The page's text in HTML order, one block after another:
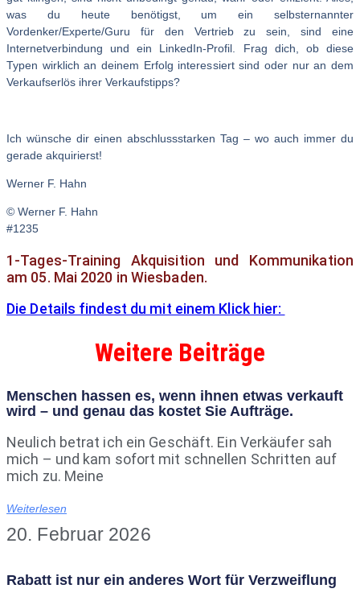
was du heute benötigst, um ein selbsternannter
Vordenker/Experte/Guru für den Vertrieb zu sein, sind eine
Internetverbindung und ein LinkedIn-Profil. Frag dich, ob diese
Typen wirklich an deinem Erfolg interessiert sind oder nur an dem
Verkaufserlös ihrer Verkaufstipps?
Ich wünsche dir einen abschlussstarken Tag – wo auch immer du
gerade akquirierst!
Werner F. Hahn
© Werner F. Hahn
#1235
1-Tages-Training Akquisition und Kommunikation
am 05. Mai 2020 in Wiesbaden.
Die Details findest du mit einem Klick hier:
Weitere Beiträge
Menschen hassen es, wenn ihnen etwas verkauft
wird – und genau das kostet Sie Aufträge.
Neulich betrat ich ein Geschäft. Ein Verkäufer sah
mich – und kam sofort mit schnellen Schritten auf
mich zu. Meine
Weiterlesen
20. Februar 2026
Rabatt ist nur ein anderes Wort für Verzweiflung